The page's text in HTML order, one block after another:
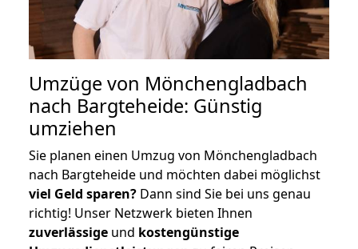
Umzüge von Mönchengladbach
nach Bargteheide: Günstig
umziehen
Sie planen einen Umzug von Mönchengladbach
nach Bargteheide und möchten dabei möglichst
viel Geld sparen? Dann sind Sie bei uns genau
richtig! Unser Netzwerk bieten Ihnen
zuverlässige und kostengünstige